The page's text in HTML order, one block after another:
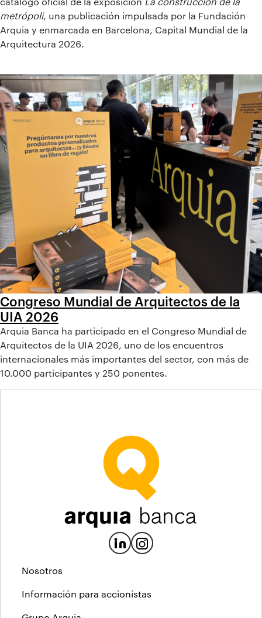
metrópoli, una publicación impulsada por la Fundación
Arquia y enmarcada en Barcelona, Capital Mundial de la
Arquitectura 2026.
Congreso Mundial de Arquitectos de la
UIA 2026
Arquia Banca ha participado en el Congreso Mundial de
Arquitectos de la UIA 2026, uno de los encuentros
internacionales más importantes del sector, con más de
10.000 participantes y 250 ponentes.
Nosotros
Información para accionistas